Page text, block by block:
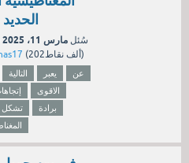
سُئل مارس 11، 2025
( 202ألفنقاط)
التالية يعبر
عن
الاقوى
تشكل
برادة